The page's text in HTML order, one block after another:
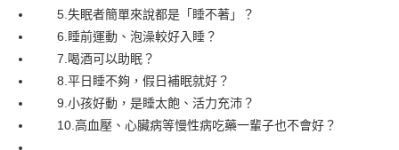
宅配
每筆NT$100，滿NT$499(含以上)免運費
5.失眠者簡單來說都是「睡不著」？
6.睡前運動、泡澡較好入睡？
7.喝酒可以助眠？
8.平日睡不夠，假日補眠就好？
9.小孩好動，是睡太飽、活力充沛？
10.高血壓、心臟病等慢性病吃藥一輩子也不會好？